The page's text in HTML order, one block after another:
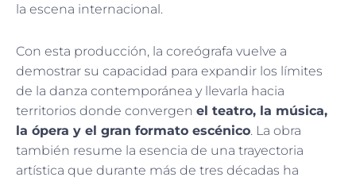
la escena internacional.
Con esta producción, la coreógrafa vuelve a
demostrar su capacidad para expandir los límites
de la danza contemporánea y llevarla hacia
territorios donde convergen el teatro, la música,
la ópera y el gran formato escénico. La obra
también resume la esencia de una trayectoria
artística que durante más de tres décadas ha